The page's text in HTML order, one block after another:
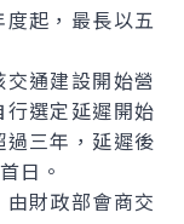
起，最長以五
通建設開始營
選定延遲開始
三年，延遲後
日。
財政部會商交